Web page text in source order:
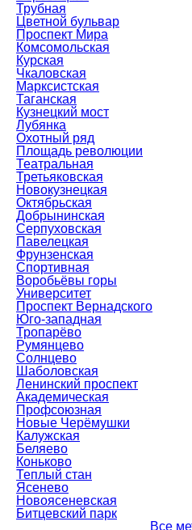
Трубная
Цветной бульвар
Проспект Мира
Комсомольская
Курская
Чкаловская
Марксистская
Таганская
Кузнецкий мост
Лубянка
Охотный ряд
Площадь революции
Театральная
Третьяковская
Новокузнецкая
Октябрьская
Добрынинская
Серпуховская
Павелецкая
Фрунзенская
Спортивная
Воробьёвы горы
Университет
Проспект Вернадского
Юго-западная
Тропарёво
Румянцево
Солнцево
Шаболовская
Ленинский проспект
Академическая
Профсоюзная
Новые Черёмушки
Калужская
Беляево
Коньково
Теплый стан
Ясенево
Новоясеневская
Битцевский парк
Все